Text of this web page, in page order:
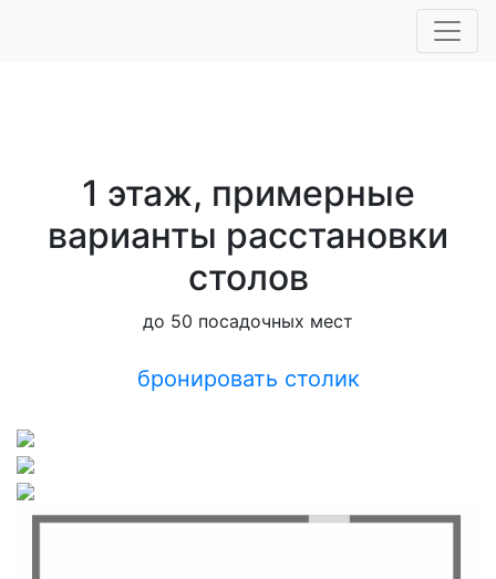
1 этаж, примерные
варианты расстановки
столов
до 50 посадочных мест
бронировать столик